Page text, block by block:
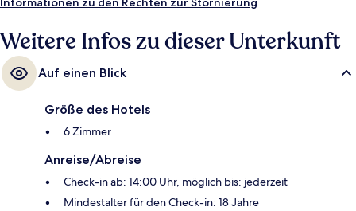
Weitere Infos zu dieser Unterkunft
Auf einen Blick
Größe des Hotels
6 Zimmer
Anreise/Abreise
Check-in ab: 14:00 Uhr, möglich bis: jederzeit
Mindestalter für den Check-in: 18 Jahre